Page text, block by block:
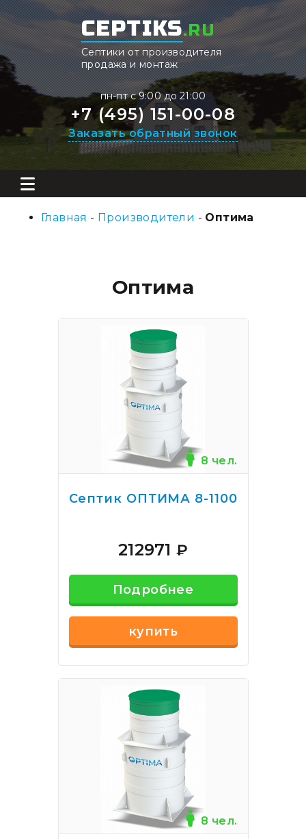
CEPTIKS.RU
Септики от производителя
продажа и монтаж
пн-пт с 9:00 до 21:00
+7 (495) 151-00-08
Заказать обратный звонок
Главная - Производители - Оптима
Оптима
8 чел.
Септик ОПТИМА 8-1100
212971 ₽
Подробнее
купить
8 чел.